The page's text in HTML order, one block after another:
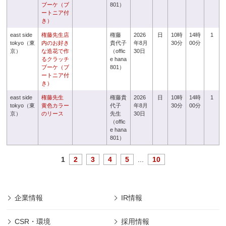
ブーケ（ブ
ートニア付
き）
801）
east side
tokyo（東
京）
権藤先生店
内のお好き
な造花で作
るクラッチ
ブーケ（ブ
ートニア付
き）
権藤
貴代子
（offic
e hana
801）
2026
年8月
30日
日
10時
30分
14時
00分
1
east side
tokyo（東
京）
権藤先生
黄色カラー
のリース
権藤貴
代子
先生
（offic
e hana
801）
2026
年8月
30日
日
10時
30分
14時
00分
1
1 2 3 4 5 10
企業情報 IR情報
CSR・環境 採用情報